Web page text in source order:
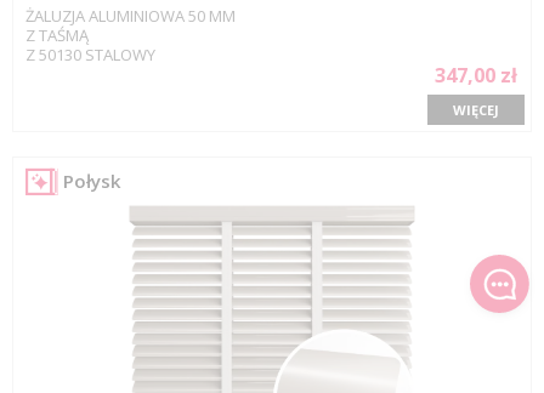
ŻALUZJA ALUMINIOWA 50 MM
Z TAŚMĄ
Z 50130 STALOWY
347,00 zł
WIĘCEJ
Połysk